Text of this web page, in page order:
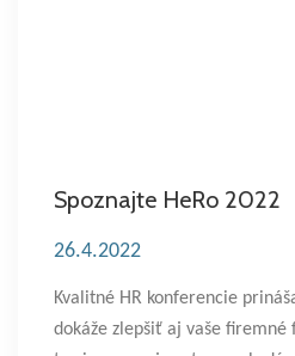
Spoznajte HeRo 2022
26.4.2022
Kvalitné HR konferencie
dokáže zlepšiť aj vaše